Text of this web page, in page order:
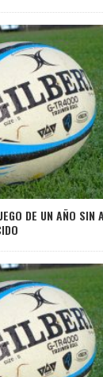
DE UN AÑO SIN